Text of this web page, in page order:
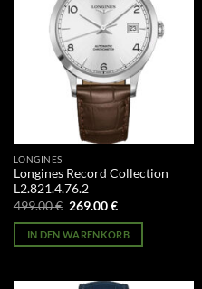
LONGINES
Longines Record Collection
L2.821.4.76.2
499.00€ Ursprünglicher
war:
499.00 €
269.00€Aktueller
ist:
269.00 €.
IN DEN WARENKORB